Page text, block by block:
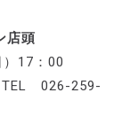
店頭
17：00
026-259-